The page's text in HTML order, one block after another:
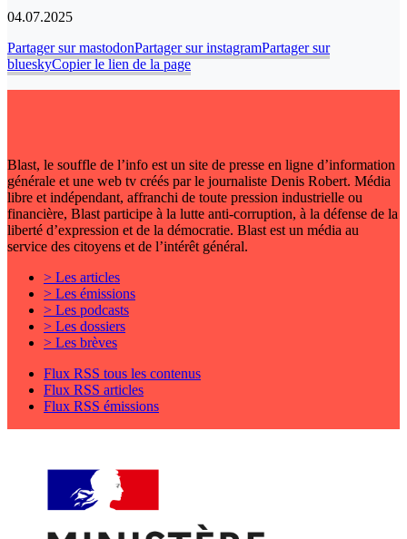
04.07.2025
Partager sur mastodonPartager sur instagramPartager sur
blueskyCopier le lien de la page
Blast, le souffle de l’info est un site de presse en ligne d’information
générale et une web tv créés par le journaliste Denis Robert. Média
libre et indépendant, affranchi de toute pression industrielle ou
financière, Blast participe à la lutte anti-corruption, à la défense de la
liberté d’expression et de la démocratie. Blast est un média au
service des citoyens et de l’intérêt général.
> Les articles
> Les émissions
> Les podcasts
> Les dossiers
> Les brèves
Flux RSS tous les contenus
Flux RSS articles
Flux RSS émissions